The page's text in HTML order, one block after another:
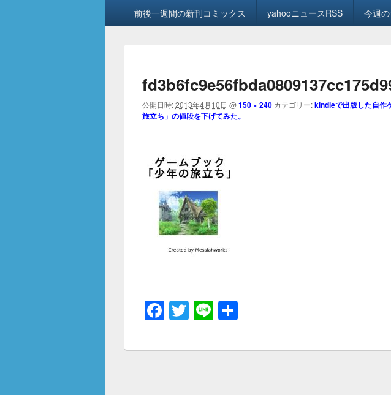
前後一週間の新刊コミックス yahooニュースRSS 今週
公開日時:2013年4月10日 @150 × 240 カテゴリー:kindleで出版した自作
旅立ち」の値段を下げてみた。
F
a
c
T
wi
tt
Li
n
e